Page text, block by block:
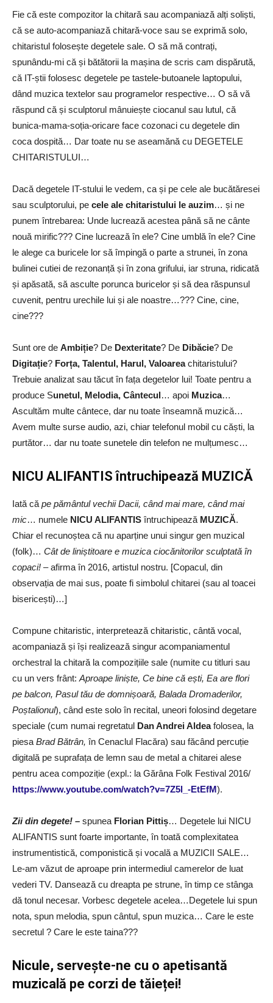
Fie că este compozitor la chitară sau acompaniază alți soliști,
că se auto-acompaniază chitară-voce sau se exprimă solo,
chitaristul folosește degetele sale. O să mă contrați,
spunându-mi că și bătătorii la mașina de scris cam dispărută,
că IT-știi folosesc degetele pe tastele-butoanele laptopului,
dând muzica textelor sau programelor respective… O să vă
răspund că și sculptorul mânuiește ciocanul sau lutul, că
bunica-mama-soția-oricare face cozonaci cu degetele din
coca dospită… Dar toate nu se aseamănă cu DEGETELE
CHITARISTULUI…
Dacă degetele IT-stului le vedem, ca și pe cele ale bucătăresei
sau sculptorului, pe cele ale chitaristului le auzim… și ne
punem întrebarea: Unde lucrează acestea până să ne cânte
nouă mirific??? Cine lucrează în ele? Cine umblă în ele? Cine
le alege ca buricele lor să împingă o parte a strunei, în zona
bulinei cutiei de rezonanță și în zona grifului, iar struna, ridicată
și apăsată, să asculte porunca buricelor și să dea răspunsul
cuvenit, pentru urechile lui și ale noastre…??? Cine, cine,
cine???
Sunt ore de Ambiție? De Dexteritate? De Dibăcie? De
Digitație? Forța, Talentul, Harul, Valoareachitaristului?
Trebuie analizat sau tăcut în fața degetelor lui! Toate pentru a
produce Sunetul, Melodia, Cântecul… apoi Muzica…
Ascultăm multe cântece, dar nu toate înseamnă muzică…
Avem multe surse audio, azi, chiar telefonul mobil cu căști, la
purtător… dar nu toate sunetele din telefon ne mulțumesc…
NICU ALIFANTIS întruchipează MUZICĂ
Iată că pe pământul vechii Dacii, când mai mare, când mai
mic… numele NICU ALIFANTIS întruchipează MUZICĂ.
Chiar el recunoștea că nu aparține unui singur gen muzical
(folk)… Cât de liniștitoare e muzica ciocănitorilor sculptată în
copaci! – afirma în 2016, artistul nostru. [Copacul, din
observația de mai sus, poate fi simbolul chitarei (sau al toacei
bisericești)…]
Compune chitaristic, interpretează chitaristic, cântă vocal,
acompaniază și își realizează singur acompaniamentul
orchestral la chitară la compozițiile sale (numite cu titluri sau
cu un vers frânt: Aproape liniște, Ce bine că ești, Ea are flori
pe balcon, Pasul tău de domnișoară, Balada Dromaderilor,
Poștalionul), când este solo în recital, uneori folosind degetare
speciale (cum numai regretatul Dan Andrei Aldeafolosea, la
piesa Brad Bătrân, în Cenaclul Flacăra) sau făcând percuție
digitală pe suprafața de lemn sau de metal a chitarei alese
pentru acea compoziție (expl.: la Gărâna Folk Festival 2016/
https://www.youtube.com/watch?v=7Z5l_-EtEfM).
Zii din degete! – spunea Florian Pittiș… Degetele lui NICU
ALIFANTIS sunt foarte importante, în toată complexitatea
instrumentistică, componistică și vocală a MUZICII SALE…
Le-am văzut de aproape prin intermediul camerelor de luat
vederi TV. Dansează cu dreapta pe strune, în timp ce stânga
dă tonul necesar. Vorbesc degetele acelea…Degetele lui spun
nota, spun melodia, spun cântul, spun muzica… Care le este
secretul ? Care le este taina???
Nicule, servește-ne cu o apetisantă
muzicală pe corzi de tăieței!